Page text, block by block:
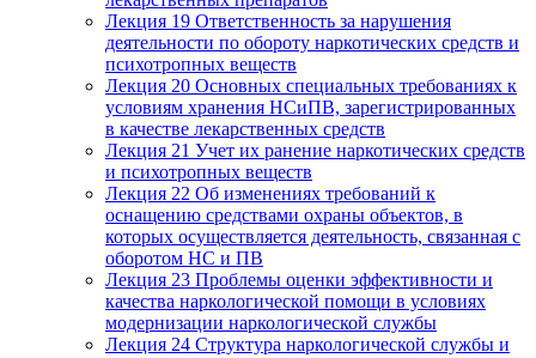
Лекция 19 Ответственность за нарушения
деятельности по обороту наркотических средств и
психотропных веществ
Лекция 20 Основных специальных требованиях к
условиям хранения НСиПВ, зарегистрированных
в качестве лекарственных средств
Лекция 21 Учет их ранение наркотических средств
и психотропных веществ
Лекция 22 Об изменениях требований к
оснащению средствами охраны объектов, в
которых осуществляется деятельность, связанная с
оборотом НС и ПВ
Лекция 23 Проблемы оценки эффективности и
качества наркологической помощи в условиях
модернизации наркологической службы
Лекция 24 Структура наркологической службы и